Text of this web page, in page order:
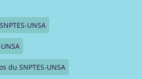
UNSA
du SNPTES-UNSA